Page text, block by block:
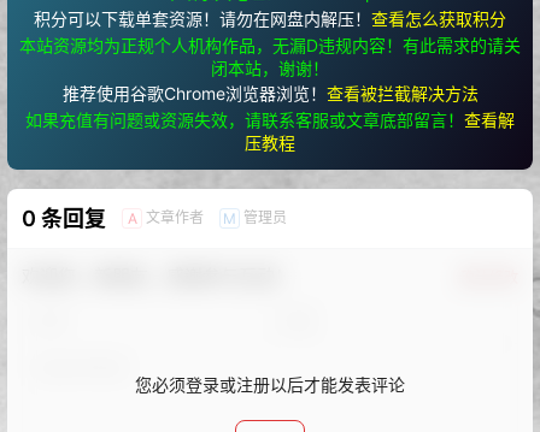
积分可以下载单套资源！请勿在网盘内解压！ 查看怎么获取积分
本站资源均为正规个人机构作品，无漏D违规内容！有此需求的请关
闭本站，谢谢！
推荐使用谷歌Chrome浏览器浏览！ 查看被拦截解决方法
如果充值有问题或资源失效，请联系客服或文章底部留言！ 查看解
压教程
0 条回复 A 文章作者 M 管理员
您必须登录或注册以后才能发表评论